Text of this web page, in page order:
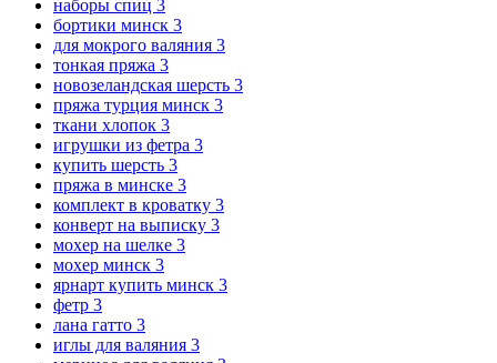
наборы спиц 3
бортики минск 3
для мокрого валяния 3
тонкая пряжа 3
новозеландская шерсть 3
пряжа турция минск 3
ткани хлопок 3
игрушки из фетра 3
купить шерсть 3
пряжа в минске 3
комплект в кроватку 3
конверт на выписку 3
мохер на шелке 3
мохер минск 3
ярнарт купить минск 3
фетр 3
лана гатто 3
иглы для валяния 3